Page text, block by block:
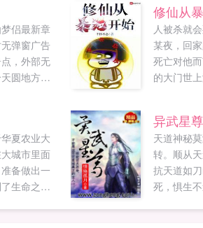
侣最新章
弹窗广告
，外部无
圆地方的
举手间星
具备强大
天喜怒无
言不合打
的演化，
外界虚无
修仙从
人被杀就
某夜，回
死亡对他
的大门世
书弟子粉
夏农业大
城市里面
备做出一
生命之神
异武星尊
天道神秘
转。顺从
抗天道如
死，惧生